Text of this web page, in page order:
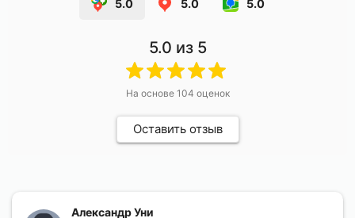
5.0 5.0 5.0
5.0 из 5
На основе 104 оценок
Оставить отзыв
Александр Уни